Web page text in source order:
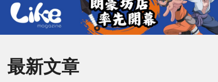
最新文章